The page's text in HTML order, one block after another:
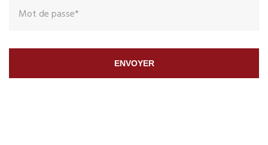
ENVOYER